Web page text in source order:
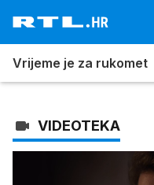
Vrijeme je za rukomet
VIDEOTEKA